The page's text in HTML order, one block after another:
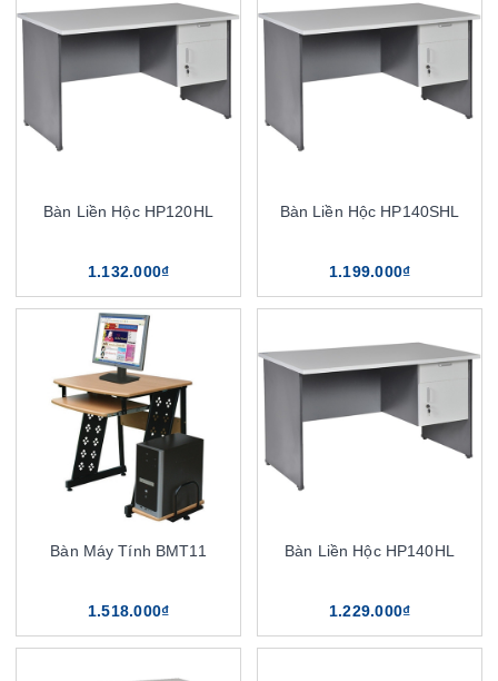
Bàn Liền Hộc HP120HL
1.132.000₫
Bàn Liền Hộc HP140SHL
1.199.000₫
Bàn Máy Tính BMT11
1.518.000₫
Bàn Liền Hộc HP140HL
1.229.000₫